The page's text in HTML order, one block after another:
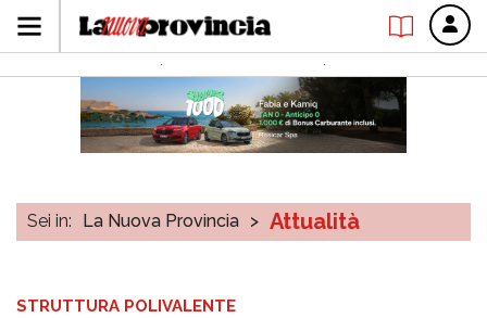
Sei in: La Nuova Provincia > Attualità
STRUTTURA POLIVALENTE